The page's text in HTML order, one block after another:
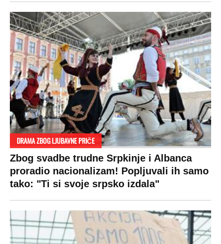
DRAMA ZBOG LJUBAVNE PRIČE
Zbog svadbe trudne Srpkinje i Albanca
proradio nacionalizam! Popljuvali ih samo
tako: "Ti si svoje srpsko izdala"